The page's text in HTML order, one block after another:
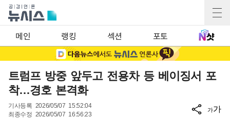
메인 랭킹 섹션 포토
트럼프 방중 앞두고 전용차 등 베이징서 포
착…경호 본격화
기사등록 2026/05/07 15:52:04
최종수정 2026/05/07 16:56:23
가가